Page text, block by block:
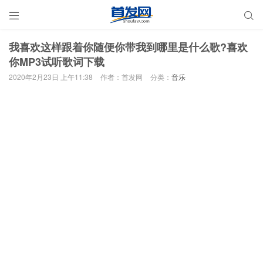
 
我喜欢这样跟着你随便你带我到哪里是什么歌?喜欢
你MP3试听歌词下载
2020年2月23日 上午11:38 作者：首发网 分类： 音乐